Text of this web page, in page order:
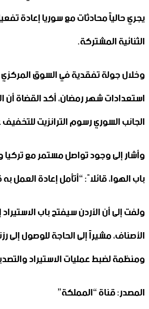
يجري حالياً محادثات مع سوريا إعادة
الثنائية المشتركة.
وخلال جولة تفقدية في السوق
استعدادات شهر رمضان، أكد القضاة أن
الجانب السوري رسوم الترانزيت
وأشار إلى وجود تواصل مستمر مع
باب الهوا، قائلاً: “أتأمل إعادة العمل به
ولفت إلى أن الأردن سيفتح باب
الأصناف، مشيراً إلى الحاجة للوصول إلى
ومنظمة لضبط عمليات الاستيراد
المصدر: قناة “المملكة”